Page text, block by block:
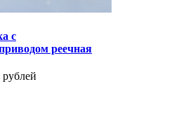
с
реечная
рублей